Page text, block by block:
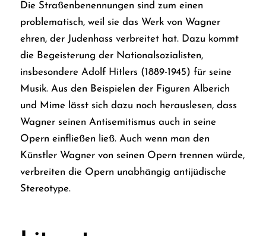
Die Straßenbenennungen sind zum einen
problematisch, weil sie das Werk von Wagner
ehren, der Judenhass verbreitet hat. Dazu kommt
die Begeisterung der Nationalsozialisten,
insbesondere Adolf Hitlers (1889-1945) für seine
Musik. Aus den Beispielen der Figuren Alberich
und Mime lässt sich dazu noch herauslesen, dass
Wagner seinen Antisemitismus auch in seine
Opern einfließen ließ. Auch wenn man den
Künstler Wagner von seinen Opern trennen würde,
verbreiten die Opern unabhängig antijüdische
Stereotype.